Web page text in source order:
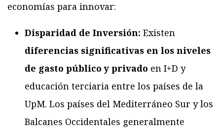
economías para innovar:
Disparidad de Inversión: Existen
diferencias significativas en los niveles
de gasto público y privado en I+D y
educación terciaria entre los países de la
UpM. Los países del Mediterráneo Sur y los
Balcanes Occidentales generalmente